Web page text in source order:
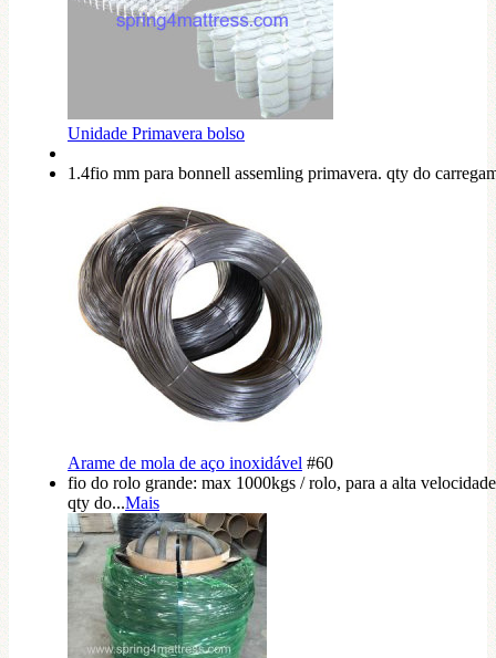
Unidade Primavera bolso
1.4fio mm para bonnell assemling primavera. qty do
Arame de mola de aço inoxidável #60
fio do rolo grande: max 1000kgs / rolo, para a alta
qty do...Mais